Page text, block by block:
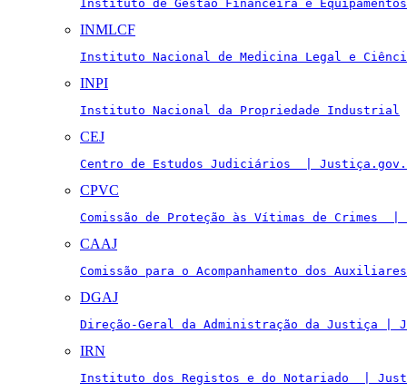
Instituto de Gestão Financeira e
INMLCF
Instituto Nacional de Medicina Legal e
INPI
Instituto Nacional da Propriedade Industrial
CEJ
Centro de Estudos Judiciários  |
CPVC
Comissão de Proteção às Vítimas de Crimes
CAAJ
Comissão para o Acompanhamento dos
DGAJ
Direção-Geral da Administração da Justiça |
IRN
Instituto dos Registos e do Notariado  |